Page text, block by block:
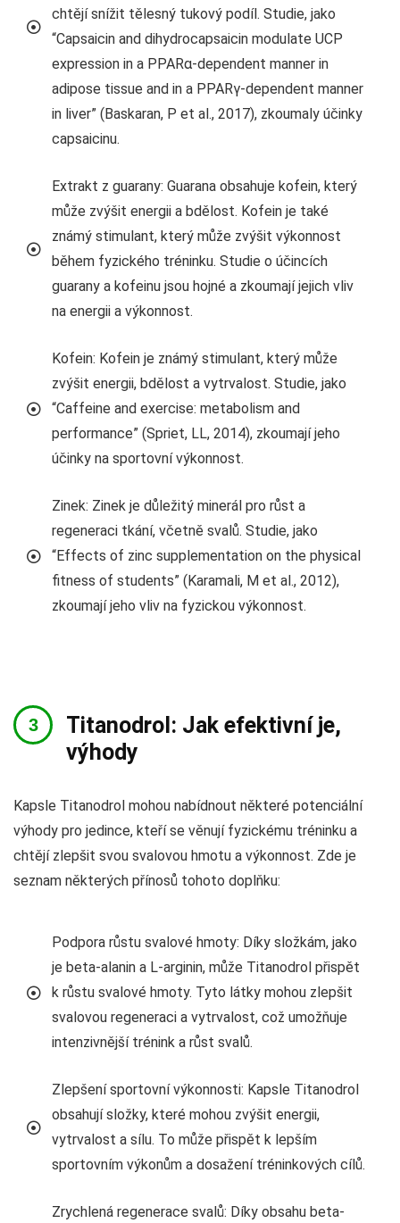
chtějí snížit tělesný tukový podíl. Studie, jako
“Capsaicin and dihydrocapsaicin modulate UCP
expression in a PPARα-dependent manner in
adipose tissue and in a PPARγ-dependent manner
in liver” (Baskaran, P et al., 2017), zkoumaly účinky
capsaicinu.
Extrakt z guarany: Guarana obsahuje kofein, který
může zvýšit energii a bdělost. Kofein je také
známý stimulant, který může zvýšit výkonnost
během fyzického tréninku. Studie o účincích
guarany a kofeinu jsou hojné a zkoumají jejich vliv
na energii a výkonnost.
Kofein: Kofein je známý stimulant, který může
zvýšit energii, bdělost a vytrvalost. Studie, jako
“Caffeine and exercise: metabolism and
performance” (Spriet, LL, 2014), zkoumají jeho
účinky na sportovní výkonnost.
Zinek: Zinek je důležitý minerál pro růst a
regeneraci tkání, včetně svalů. Studie, jako
“Effects of zinc supplementation on the physical
fitness of students” (Karamali, M et al., 2012),
zkoumají jeho vliv na fyzickou výkonnost.
Titanodrol: Jak efektivní je,
výhody
Kapsle Titanodrol mohou nabídnout některé potenciální
výhody pro jedince, kteří se věnují fyzickému tréninku a
chtějí zlepšit svou svalovou hmotu a výkonnost. Zde je
seznam některých přínosů tohoto doplňku:
Podpora růstu svalové hmoty: Díky složkám, jako
je beta-alanin a L-arginin, může Titanodrol přispět
k růstu svalové hmoty. Tyto látky mohou zlepšit
svalovou regeneraci a vytrvalost, což umožňuje
intenzivnější trénink a růst svalů.
Zlepšení sportovní výkonnosti: Kapsle Titanodrol
obsahují složky, které mohou zvýšit energii,
vytrvalost a sílu. To může přispět k lepším
sportovním výkonům a dosažení tréninkových cílů.
Zrychlená regenerace svalů: Díky obsahu beta-